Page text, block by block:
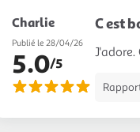
Charlie
Publié le 28/04/26
5.0/5
C est